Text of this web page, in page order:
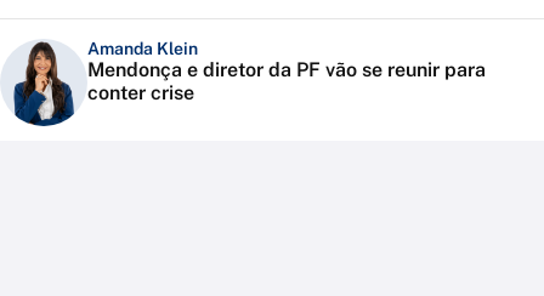
Amanda Klein
Mendonça e diretor da PF vão se reunir para
conter crise